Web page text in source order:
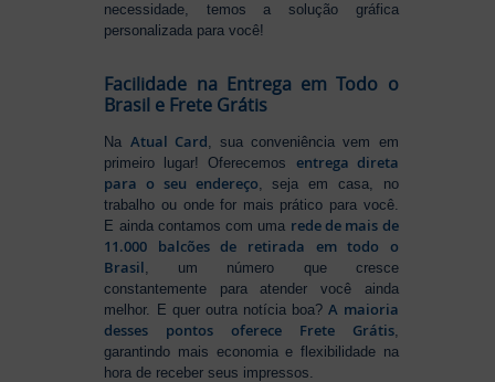
necessidade, temos a solução gráfica
personalizada para você!
Facilidade na Entrega em Todo o
Brasil e Frete Grátis
Na Atual Card , sua conveniência vem em
primeiro lugar! Oferecemos entrega direta
para o seu endereço , seja em casa, no
trabalho ou onde for mais prático para você.
E ainda contamos com uma rede de mais de
11.000 balcões de retirada em todo o
Brasil , um número que cresce
constantemente para atender você ainda
melhor. E quer outra notícia boa?A maioria
desses pontos oferece Frete Grátis,
garantindo mais economia e flexibilidade na
hora de receber seus impressos.